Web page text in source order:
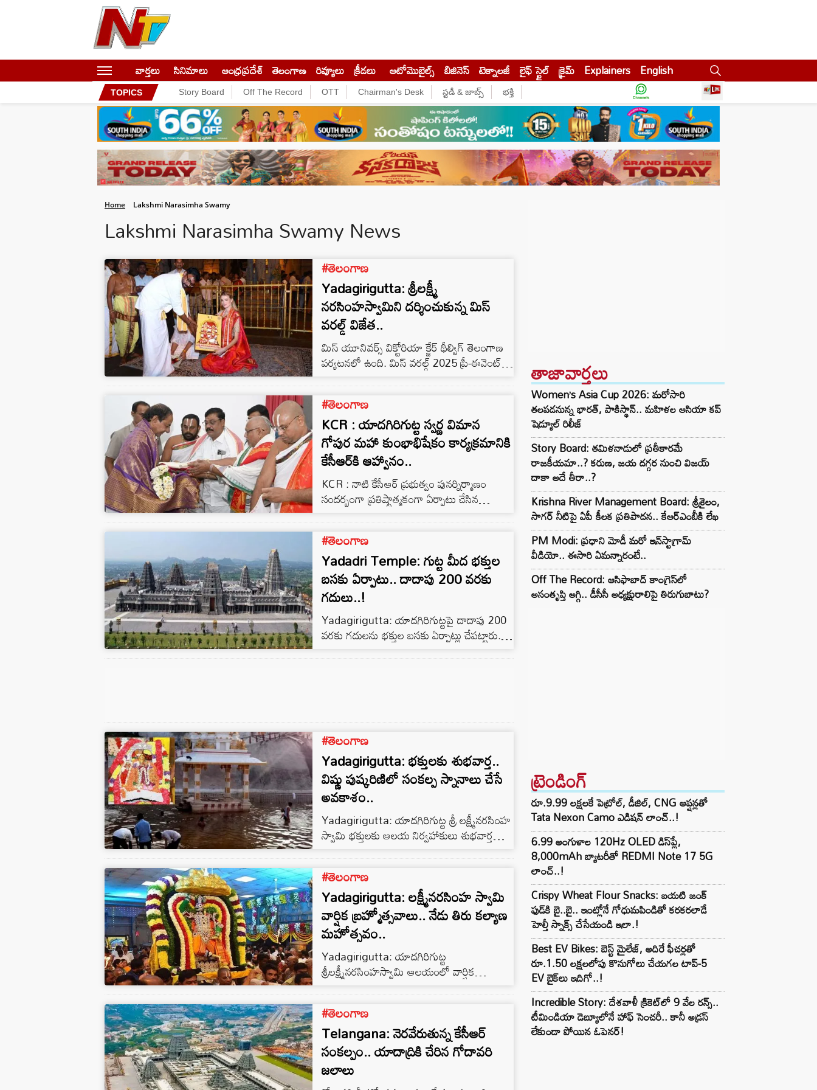
వార్తలు సినిమాలు ఆంధ్రప్రదేశ్ తెలంగాణ రివ్యూలు క్రీడలు ఆటోమొబైల్స్ బిజినెస్‌ టెక్నాలజీ లైఫ్ స్టైల్ క్రైమ్ Explainers English
TOPICS Story Board Off The Record OTT Chairman's Desk స్టడీ & జాబ్స్ భక్తి
Home Lakshmi Narasimha Swamy
Lakshmi Narasimha Swamy News
#తెలంగాణ
Yadagirigutta: శ్రీలక్ష్మీ
నరసింహస్వామిని దర్శించుకున్న మిస్
వరల్డ్ విజేత..
మిస్ యూనివర్స్ విక్టోరియా క్జేర్ థీల్విగ్ తెలంగాణ
పర్యటనలో ఉంది. మిస్ వరల్డ్ 2025 ప్రీ-ఈవెంట్
ప్రెస్ కాన్ఫరెన్స్‌లో భాగంగా హైదరాబాద్‌కు
నరసింహ స్వామిని దర్శించుకుంది. క్జేర్ థీల్విగ్‌కు
ఆలయ అధికారులు స్వాగతం పలికారు. ప్రత్యేక
దర్శనం కల్పించారు. హిందు సాంప్రదాయ దుస్తులు
ధరించిన క్జేర్ థీల్విగ్‌ స్వామికి ప్రత్యేక పూజలు,
అఖండ దీపారాధన చేసింది. అనంతరం పూజారుల
ఆశీర్వచ‌నం తీసుకుంది. ఆలయ విశిష్టతను
అధికారులు వివరించారు. ఆలయ…
#తెలంగాణ
KCR : యాదగిరిగుట్ట స్వర్ణ విమాన
గోపుర మహా కుంభాభిషేకం కార్యక్రమానికి
కేసీఆర్‌కి ఆహ్వానం..
KCR : నాటి కేసీఆర్ ప్రభుత్వం పునర్నిర్మాణం
సందర్భంగా ప్రతిష్టాత్మకంగా ఏర్పాటు చేసిన
యాదగిరిగుట్ట శ్రీలక్ష్మీ నరసింహస్వామి దేవస్థాన స్వర్ణ
కుంభాభిషేకం కార్యక్రమం జరుగనుంది. ఈ
కార్యక్రమానికి హాజరు కావాలని కోరుతూ తెలంగాణ
తొలి ముఖ్యమంత్రి, యాదగిరి గుట్ట పునర్నిర్మాణ కర్త,
బి ఆర్ ఎస్ అధినేత కె చంద్రశేఖర్ రావుని ఆలయ
పూజారులు మర్యాదపూర్వకంగా కలిసి
ఆహ్వానించారు. అనంతరం…మార్చి నెల 1 నుంచి
11 వ తారీఖు…
#తెలంగాణ
Yadadri Temple: గుట్ట మీద భక్తుల
బసకు ఏర్పాటు.. దాదాపు 200 వరకు
గదులు..!
Yadagirigutta: యాదగిరిగుట్టపై దాదాపు 200
వరకు గదులను భక్తుల బసకు ఏర్పాట్లు చేపట్టారు.
లక్ష్మీ నరసింహస్వామి ఆలయానికి వచ్చే భక్తులు
వసతి పరంగా తీవ్ర ఇబ్బందులు పడుతుండటంతో..
#తెలంగాణ
Yadagirigutta: భక్తులకు శుభవార్త..
విష్ణు పుష్కరిణిలో సంకల్ప స్నానాలు చేసే
అవకాశం..
Yadagirigutta: యాదగిరిగుట్ట శ్రీ లక్ష్మీనరసింహ
స్వామి భక్తులకు ఆలయ నిర్వహాకులు శుభవార్త
స్నానం ఆచరించే అవకాశం కల్పిస్తున్నట్లు
అధికారులు వెల్లడించారు.
#తెలంగాణ
Yadagirigutta: లక్ష్మీనరసింహ స్వామి
వార్షిక బ్రహ్మోత్సవాలు.. నేడు తిరు కల్యాణ
మహోత్సవం..
Yadagirigutta: యాదగిరిగుట్ట
శ్రీలక్ష్మీనరసింహస్వామి ఆలయంలో వార్షిక
బ్రహ్మోత్సవాలు కొనసాగుతున్నాయి. ఈ నెల 11
వైభవంగా జరగనున్నాయి.
#తెలంగాణ
Telangana: నెరవేరుతున్న కేసీఆర్
సంకల్పం.. యాదాద్రికి చేరిన గోదావరి
జలాలు
తాజావార్తలు
Women’s Asia Cup 2026: మరోసారి
తలపడనున్న భారత్, పాకిస్థాన్.. మహిళల ఆసియా కప్
షెడ్యూల్ రిలీజ్
Story Board: తమిళనాడులో ప్రతీకారమే
రాజకీయమా..? కరుణ, జయ దగ్గర నుంచి విజయ్
దాకా అదే తీరా..?
Krishna River Management Board: శ్రీశైలం,
సాగర్ నీటిపై ఏపీ కీలక ప్రతిపాదన.. కేఆర్ఎంబీకి లేఖ
PM Modi: ప్రధాని మోడీ మరో ఇన్‌స్టాగ్రామ్
వీడియో.. ఈసారి ఏమన్నారంటే..
Off The Record: ఆసిఫాబాద్ కాంగ్రెస్‌లో
అసంతృప్తి అగ్గి.. డీసీసీ అధ్యక్షురాలిపై తిరుగుబాటు?
ట్రెండింగ్‌
రూ.9.99 లక్షలకే పెట్రోల్, డీజిల్, CNG ఆప్షన్లతో
Tata Nexon Camo ఎడిషన్ లాంచ్..!
6.99 అంగుళాల 120Hz OLED డిస్‌ప్లే,
8,000mAh బ్యాటరీతో REDMI Note 17 5G
లాంచ్..!
Crispy Wheat Flour Snacks: బయటి జంక్
ఫుడ్‌కి బై..బై.. ఇంట్లోనే గోధుమపిండితో కరకరలాడే
హెల్తీ స్నాక్స్ చేసేయండి ఇలా.!
Best EV Bikes: బెస్ట్ మైలేజ్, అదిరే ఫీచర్లతో
రూ.1.50 లక్షలలోపు కొనుగోలు చేయగల టాప్-5
EV బైక్‌లు ఇదిగో..!
Incredible Story: దేశవాళీ క్రికెట్‌లో 9 వేల రన్స్..
టీమిండియా డెబ్యూలోనే హాఫ్ సెంచరీ.. కానీ అడ్రస్
లేకుండా పోయిన ఓపెనర్!